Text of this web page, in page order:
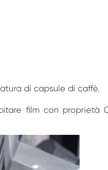
di capsule di caffè.
film con proprietà